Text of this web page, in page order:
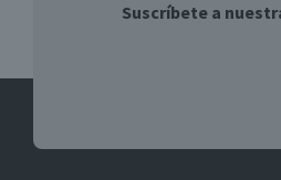
Suscríbete a